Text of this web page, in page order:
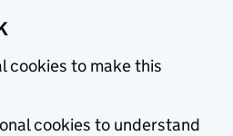
cookies to make this
cookies to understand